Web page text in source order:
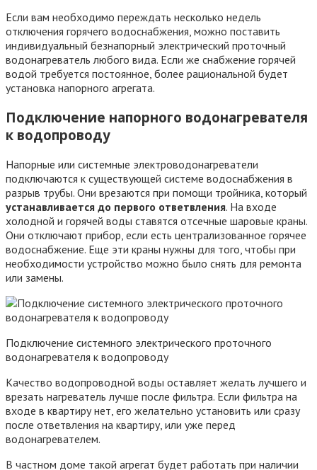
Если вам необходимо переждать несколько недель
отключения горячего водоснабжения, можно поставить
индивидуальный безнапорный электрический проточный
водонагреватель любого вида. Если же снабжение горячей
водой требуется постоянное, более рациональной будет
установка напорного агрегата.
Подключение напорного водонагревателя
к водопроводу
Напорные или системные электроводонагреватели
подключаются к существующей системе водоснабжения в
разрыв трубы. Они врезаются при помощи тройника, который
устанавливается до первого ответвления. На входе
холодной и горячей воды ставятся отсечные шаровые краны.
Они отключают прибор, если есть централизованное горячее
водоснабжение. Еще эти краны нужны для того, чтобы при
необходимости устройство можно было снять для ремонта
или замены.
Подключение системного электрического проточного
водонагревателя к водопроводу
Качество водопроводной воды оставляет желать лучшего и
врезать нагреватель лучше после фильтра. Если фильтра на
входе в квартиру нет, его желательно установить или сразу
после ответвления на квартиру, или уже перед
водонагревателем.
В частном доме такой агрегат будет работать при наличии